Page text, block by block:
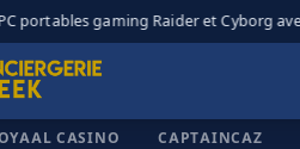
portables gaming Raider et Cyborg avec
CASINO CAPTAINCAZ